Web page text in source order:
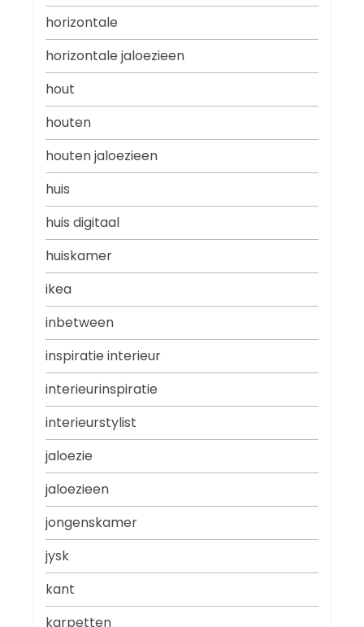
horizontale
horizontale jaloezieen
hout
houten
houten jaloezieen
huis
huis digitaal
huiskamer
ikea
inbetween
inspiratie interieur
interieurinspiratie
interieurstylist
jaloezie
jaloezieen
jongenskamer
jysk
kant
karpetten